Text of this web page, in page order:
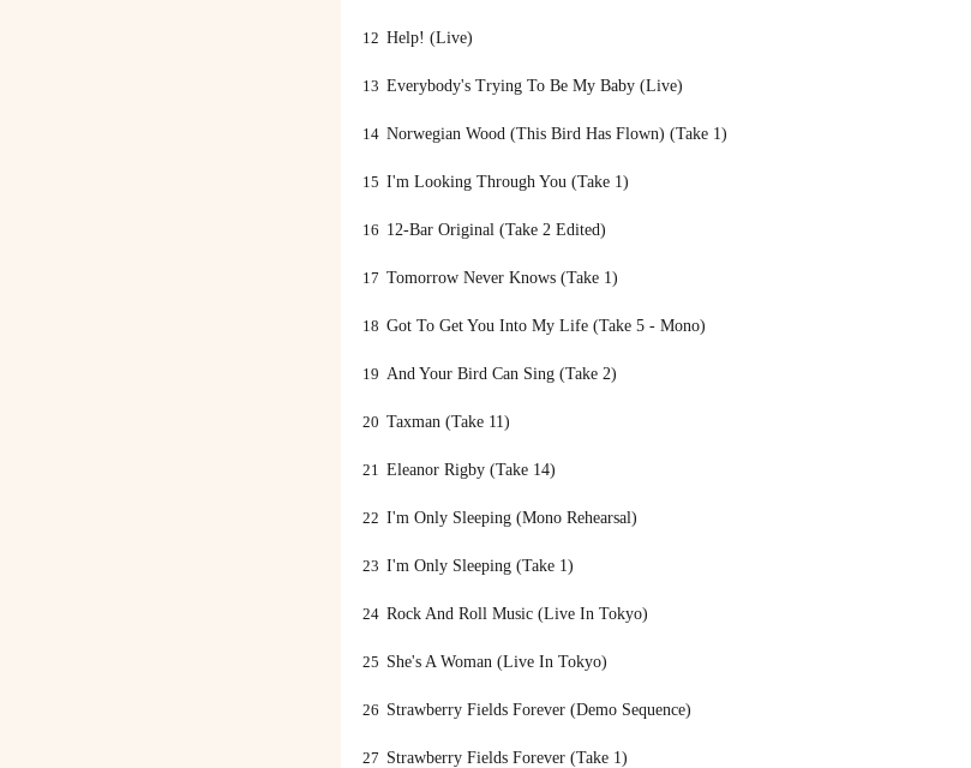
12 Help! (Live)
13 Everybody's Trying To Be My Baby (Live)
14 Norwegian Wood (This Bird Has Flown) (Take 1)
15 I'm Looking Through You (Take 1)
16 12-Bar Original (Take 2 Edited)
17 Tomorrow Never Knows (Take 1)
18 Got To Get You Into My Life (Take 5 - Mono)
19 And Your Bird Can Sing (Take 2)
20 Taxman (Take 11)
21 Eleanor Rigby (Take 14)
22 I'm Only Sleeping (Mono Rehearsal)
23 I'm Only Sleeping (Take 1)
24 Rock And Roll Music (Live In Tokyo)
25 She's A Woman (Live In Tokyo)
26 Strawberry Fields Forever (Demo Sequence)
27 Strawberry Fields Forever (Take 1)